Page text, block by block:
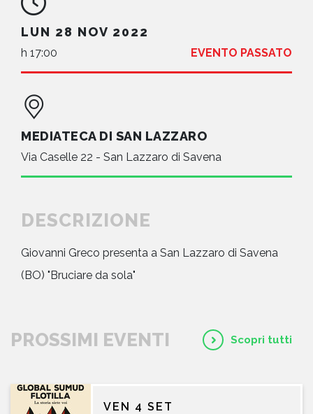
LUN 28 NOV 2022
h 17:00 EVENTO PASSATO
MEDIATECA DI SAN LAZZARO
Via Caselle 22 - San Lazzaro di Savena
DESCRIZIONE
Giovanni Greco presenta a San Lazzaro di Savena
(BO) "Bruciare da sola"
PROSSIMI EVENTI Scopri tutti
VEN 4 SET